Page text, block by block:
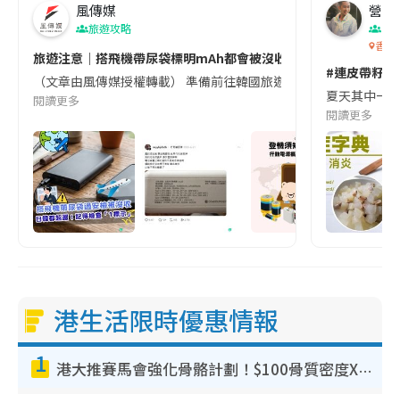
風傳媒
旅遊攻略
旅遊注意｜搭飛機帶尿袋標明mAh都會被沒收😱出發前切記檢查
（文章由風傳媒授權轉載） 準備前往韓國旅遊的民眾，近期要
閱讀更多
營養
香港
#連皮帶籽
夏天其中一
閱讀更多
港生活限時優惠情報
1 港大推賽馬會強化骨骼計劃！$100骨質密度X光檢查 完成免費運動訓練送超市禮券！附參加資格